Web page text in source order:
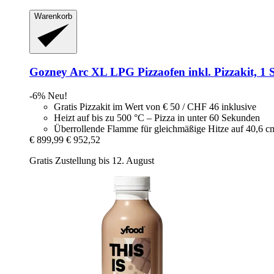
Warenkorb
Gozney Arc XL LPG Pizzaofen inkl. Pizzakit, 1
-6% Neu!
Gratis Pizzakit im Wert von € 50 / CHF 46 inklusive
Heizt auf bis zu 500 °C – Pizza in unter 60 Sekunden
Überrollende Flamme für gleichmäßige Hitze auf 40,6
€ 899,99 € 952,52
Gratis Zustellung bis 12. August